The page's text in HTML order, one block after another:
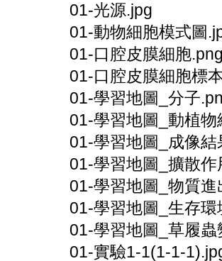
01-光源.jpg
01-動物細胞模式圖
01-口腔皮膜細胞
01-口腔皮膜細胞標
01-學習地圖_分子
01-學習地圖_動植物
01-學習地圖_成像結
01-學習地圖_擴散作
01-學習地圖_物質
01-學習地圖_生存環
01-學習地圖_草履
01-實驗1-1(1-1-